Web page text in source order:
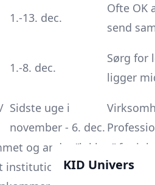
1.-13. dec.
Ofte OK
send
1.-8. dec.
Sørg for
ligger
Sidste uge i
november - 6. dec.
og andre ”lukker” før jul
institution - fx et plejehjem
KID Univers